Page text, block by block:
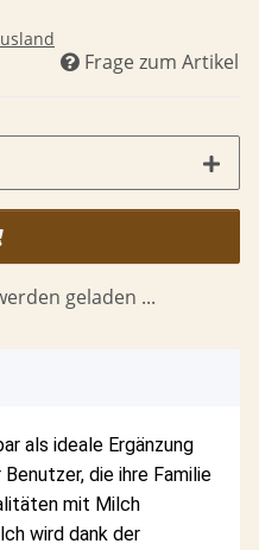
Frage zum Artikel
geladen ...
als ideale Ergänzung
die ihre Familie
mit Milch
wird dank der